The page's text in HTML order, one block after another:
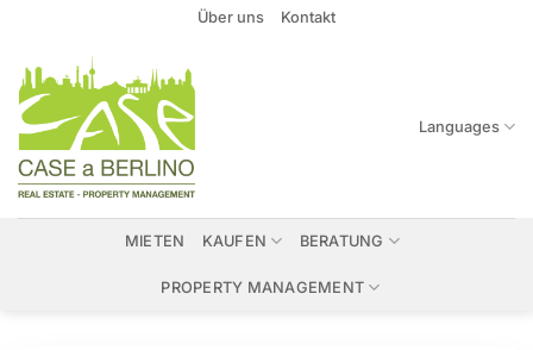
springen
Über uns Kontakt
Languages
MIETEN KAUFEN BERATUNG
PROPERTY MANAGEMENT